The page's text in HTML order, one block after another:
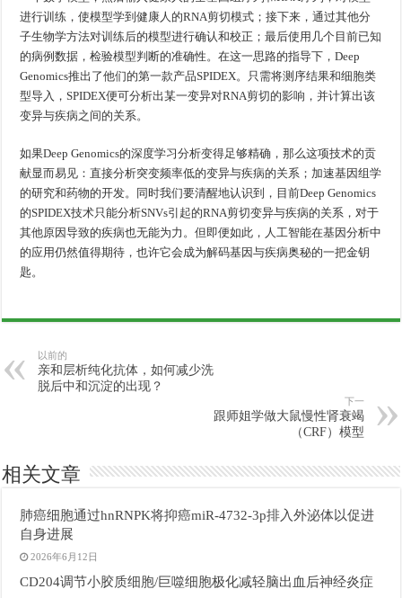
进行训练，使模型学到健康人的RNA剪切模式；接下来，通过其他分
子生物学方法对训练后的模型进行确认和校正；最后使用几个目前已知
的病例数据，检验模型判断的准确性。在这一思路的指导下，Deep
Genomics推出了他们的第一款产品SPIDEX。只需将测序结果和细胞类
型导入，SPIDEX便可分析出某一变异对RNA剪切的影响，并计算出该
变异与疾病之间的关系。
如果Deep Genomics的深度学习分析变得足够精确，那么这项技术的贡
献显而易见：直接分析突变频率低的变异与疾病的关系；加速基因组学
的研究和药物的开发。同时我们要清醒地认识到，目前Deep Genomics
的SPIDEX技术只能分析SNVs引起的RNA剪切变异与疾病的关系，对于
其他原因导致的疾病也无能为力。但即便如此，人工智能在基因分析中
的应用仍然值得期待，也许它会成为解码基因与疾病奥秘的一把金钥
匙。
以前的
亲和层析纯化抗体，如何减少洗
脱后中和沉淀的出现？
下一
跟师姐学做大鼠慢性肾衰竭
（CRF）模型
相关文章
肺癌细胞通过hnRNPK将抑癌miR-4732-3p排入外泌体以促进
自身进展
2026年6月12日
CD204调节小胶质细胞/巨噬细胞极化减轻脑出血后神经炎症